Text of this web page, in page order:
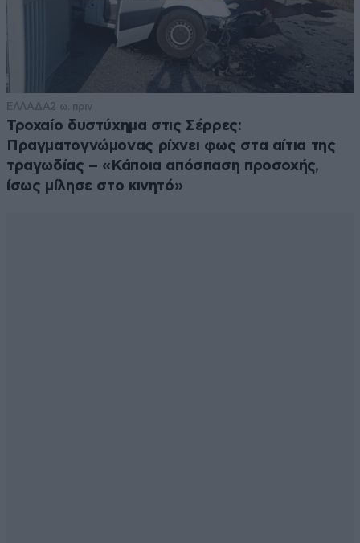
ΕΛΛΑΔΑ2 ω. πριν
Τροχαίο δυστύχημα στις Σέρρες:
Πραγματογνώμονας ρίχνει φως στα αίτια της
τραγωδίας – «Κάποια απόσπαση προσοχής,
ίσως μίλησε στο κινητό»